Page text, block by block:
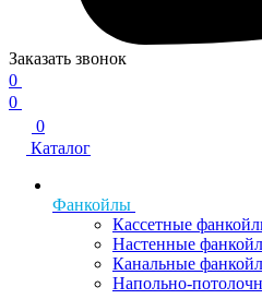
Заказать звонок
0
0
0
Каталог
Фанкойлы
Кассетные
Настенные
Канальные
Напольно-